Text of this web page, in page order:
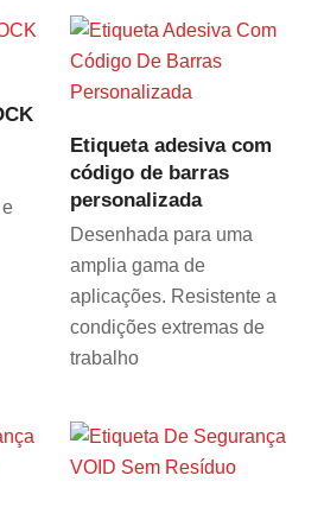
Etiqueta adesiva com
código de barras
personalizada
Desenhada para uma
amplia gama de
aplicações. Resistente a
condições extremas de
trabalho